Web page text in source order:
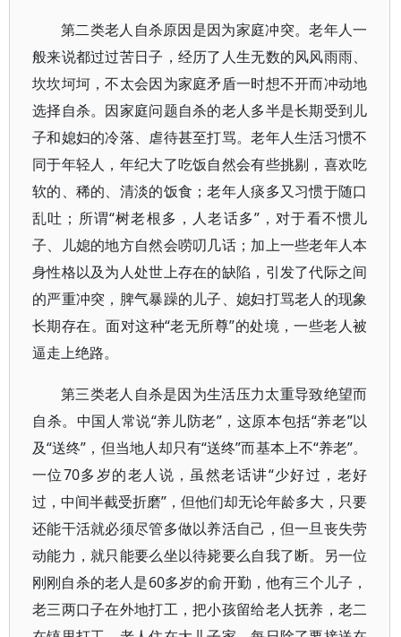
第二类老人自杀原因是因为家庭冲突。老年人一
般来说都过过苦日子，经历了人生无数的风风雨雨、
坎坎坷坷，不太会因为家庭矛盾一时想不开而冲动地
选择自杀。因家庭问题自杀的老人多半是长期受到儿
子和媳妇的冷落、虐待甚至打骂。老年人生活习惯不
同于年轻人，年纪大了吃饭自然会有些挑剔，喜欢吃
软的、稀的、清淡的饭食；老年人痰多又习惯于随口
乱吐；所谓“树老根多，人老话多”，对于看不惯儿
子、儿媳的地方自然会唠叨几话；加上一些老年人本
身性格以及为人处世上存在的缺陷，引发了代际之间
的严重冲突，脾气暴躁的儿子、媳妇打骂老人的现象
长期存在。面对这种“老无所尊”的处境，一些老人被
逼走上绝路。
第三类老人自杀是因为生活压力太重导致绝望而
自杀。中国人常说“养儿防老”，这原本包括“养老”以
及“送终”，但当地人却只有“送终”而基本上不“养老”。
一位70多岁的老人说，虽然老话讲“少好过，老好
过，中间半截受折磨”，但他们却无论年龄多大，只要
还能干活就必须尽管多做以养活自己，但一旦丧失劳
动能力，就只能要么坐以待毙要么自我了断。另一位
刚刚自杀的老人是60多岁的俞开勤，他有三个儿子，
老三两口子在外地打工，把小孩留给老人抚养，老二